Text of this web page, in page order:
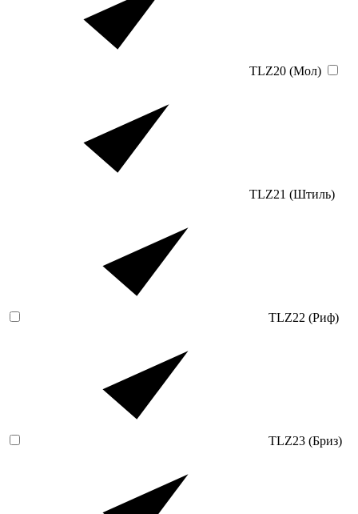
TLZ20 (Мол)
TLZ21 (Штиль)
TLZ22 (Риф)
TLZ23 (Бриз)